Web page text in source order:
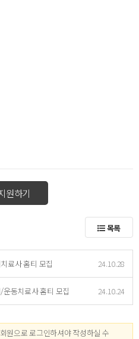
원하기
목록
료사 홈티 모집 24.10.28
동치료사 홈티 모집 24.10.24
원으로 로그인하셔야 작성하실 수